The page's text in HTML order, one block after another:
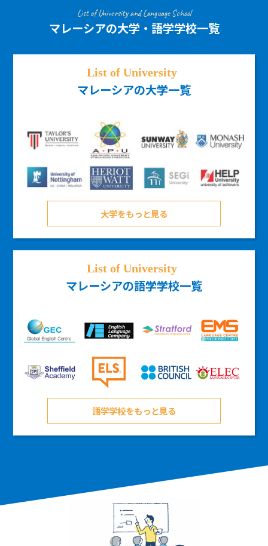
List of University and Language School
マレーシアの大学・語学学校一覧
マレーシアの大学一覧
大学をもっと見る
マレーシアの語学学校一覧
語学学校をもっと見る